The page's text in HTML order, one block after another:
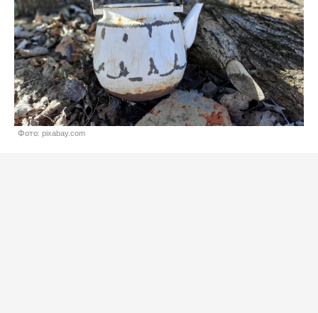
Фото: pixabay.com